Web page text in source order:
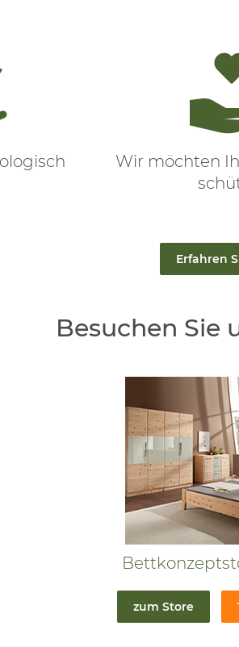
Wir möchten
Erfahren
Besuchen Sie
zum Store